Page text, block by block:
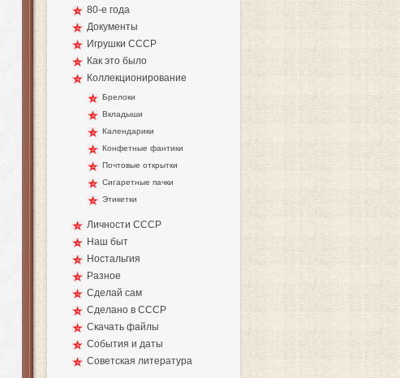
80-е года
Документы
Игрушки СССР
Как это было
Коллекционирование
Брелоки
Вкладыши
Календарики
Конфетные фантики
Почтовые открытки
Сигаретные пачки
Этикетки
Личности СССР
Наш быт
Ностальгия
Разное
Сделай сам
Сделано в СССР
Скачать файлы
События и даты
Советская литература